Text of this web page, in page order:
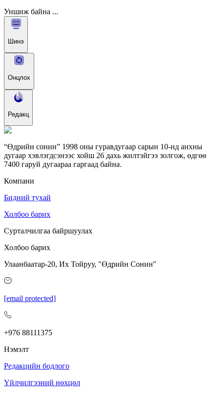
Уншиж байна ...
Шинэ
Онцлох
Редакц
“Өдрийн сонин” 1998 оны гуравдугаар сарын 10-нд анхны
дугаар хэвлэгдсэнээс хойш 26 дахь жилтэйгээ золгож, өдгөө
7400 гаруй дугаараа гаргаад байна.
Компани
Бидний тухай
Холбоо барих
Сурталчилгаа байршуулах
Холбоо барих
Улаанбаатар-20, Их Тойруу, "Өдрийн Сонин"
[email protected]
+976 88111375
Нэмэлт
Редакцийн бодлого
Үйлчилгээний нөхцөл